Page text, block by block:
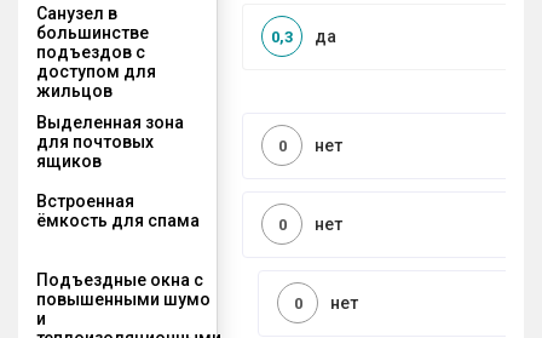
Санузел в
большинстве
подъездов с
доступом для
жильцов
да
0,3
Выделенная зона
для почтовых
ящиков
нет
0
Встроенная
ёмкость для спама
нет
0
Подъездные окна с
повышенными шумо
и
нет
0